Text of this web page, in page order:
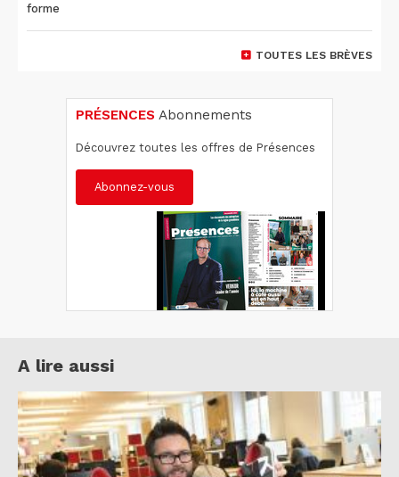
forme
TOUTES LES BRÈVES
PRÉSENCES Abonnements
Découvrez toutes les offres de Présences
Abonnez-vous
A lire aussi